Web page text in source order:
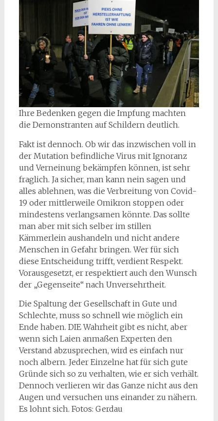
Ihre Bedenken gegen die Impfung machten
die Demonstranten auf Schildern deutlich.
Fakt ist dennoch. Ob wir das inzwischen voll in
der Mutation befindliche Virus mit Ignoranz
und Verneinung bekämpfen können, ist sehr
fraglich. Ja sicher, man kann nein sagen und
alles ablehnen, was die Verbreitung von Covid-
19 oder mittlerweile Omikron stoppen oder
mindestens verlangsamen könnte. Das sollte
man aber mit sich selber im stillen
Kämmerlein aushandeln und nicht andere
Menschen in Gefahr bringen. Wer für sich
diese Entscheidung trifft, verdient Respekt.
Vorausgesetzt, er respektiert auch den Wunsch
der „Gegenseite“ nach Unversehrtheit.
Die Spaltung der Gesellschaft in Gute und
Schlechte, muss so schnell wie möglich ein
Ende haben. DIE Wahrheit gibt es nicht, aber
wenn sich Laien anmaßen Experten den
Verstand abzusprechen, wird es einfach nur
noch albern. Jeder Einzelne hat für sich gute
Gründe sich so zu verhalten, wie er sich verhält.
Dennoch verlieren wir das Ganze nicht aus den
Augen und versuchen uns einander zu nähern.
Es lohnt sich. Fotos: Gerdau